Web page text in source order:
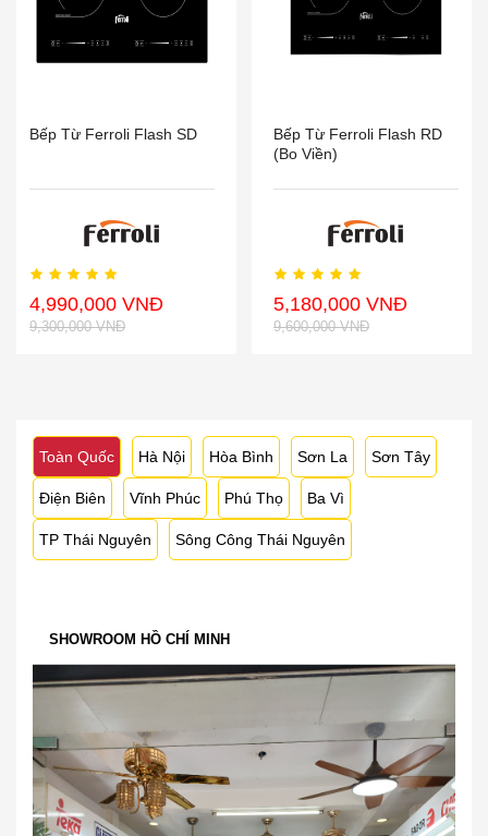
Bếp Từ Ferroli Flash SD
4,990,000 VNĐ
9,300,000 VNĐ
Bếp Từ Ferroli Flash RD
(Bo Viền)
5,180,000 VNĐ
9,600,000 VNĐ
Toàn Quốc Hà Nội Hòa Bình Sơn La Sơn Tây
Điện Biên Vĩnh Phúc Phú Thọ Ba Vì
TP Thái Nguyên Sông Công Thái Nguyên
SHOWROOM HỒ CHÍ MINH